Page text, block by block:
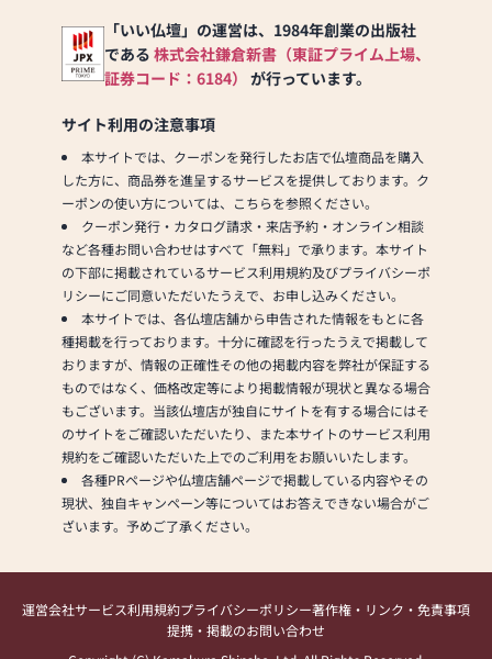
「いい仏壇」の運営は、1984年創業の出版社
である 株式会社鎌倉新書（東証プライム上場、
証券コード：6184） が行っています。
サイト利用の注意事項
本サイトでは、クーポンを発行したお店で仏壇商品を購入
した方に、商品券を進呈するサービスを提供しております。ク
ーポンの使い方については、こちらを参照ください。
クーポン発行・カタログ請求・来店予約・オンライン相談
など各種お問い合わせはすべて「無料」で承ります。本サイト
の下部に掲載されているサービス利用規約及びプライバシーポ
リシーにご同意いただいたうえで、お申し込みください。
本サイトでは、各仏壇店舗から申告された情報をもとに各
種掲載を行っております。十分に確認を行ったうえで掲載して
おりますが、情報の正確性その他の掲載内容を弊社が保証する
ものではなく、価格改定等により掲載情報が現状と異なる場合
もございます。当該仏壇店が独自にサイトを有する場合にはそ
のサイトをご確認いただいたり、また本サイトのサービス利用
規約をご確認いただいた上でのご利用をお願いいたします。
各種PRページや仏壇店舗ページで掲載している内容やその
現状、独自キャンペーン等についてはお答えできない場合がご
ざいます。予めご了承ください。
運営会社サービス利用規約プライバシーポリシー著作権・リンク・免責事項
提携・掲載のお問い合わせ